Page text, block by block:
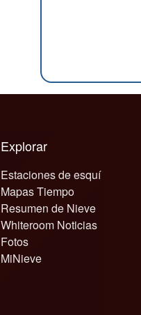
Explorar
Estaciones de esquí
Mapas Tiempo
Resumen de Nieve
Whiteroom Noticias
Fotos
MiNieve